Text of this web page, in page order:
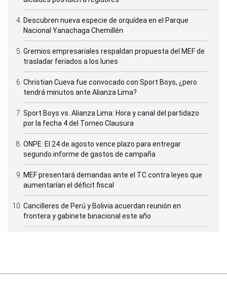
Descubren nueva especie de orquídea en el Parque
Nacional Yanachaga Chemillén
Gremios empresariales respaldan propuesta del MEF de
trasladar feriados a los lunes
Christian Cueva fue convocado con Sport Boys, ¿pero
tendrá minutos ante Alianza Lima?
Sport Boys vs. Alianza Lima: Hora y canal del partidazo
por la fecha 4 del Torneo Clausura
ONPE: El 24 de agosto vence plazo para entregar
segundo informe de gastos de campaña
MEF presentará demandas ante el TC contra leyes que
aumentarían el déficit fiscal
Cancilleres de Perú y Bolivia acuerdan reunión en
frontera y gabinete binacional este año